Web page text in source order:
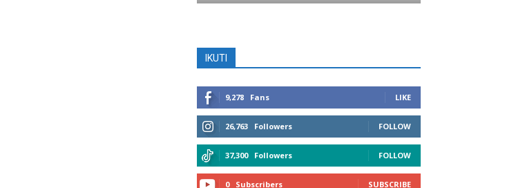
IKUTI
9,278 Fans LIKE
26,763 Followers FOLLOW
37,300 Followers FOLLOW
0 Subscribers SUBSCRIBE